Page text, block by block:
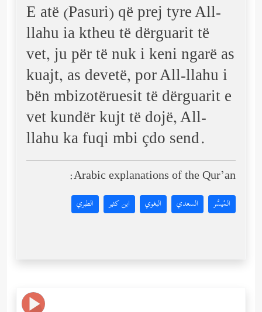
E atë (Pasuri) që prej tyre All-
llahu ia ktheu të dërguarit të
vet, ju për të nuk i keni ngarë as
kuajt, as devetë, por All-llahu i
bën mbizotëruesit të dërguarit e
vet kundër kujt të dojë, All-
llahu ka fuqi mbi çdo send.
Arabic explanations of the Qur’an:
المُيسَّر السعدي البغوي ابن كثير الطبري